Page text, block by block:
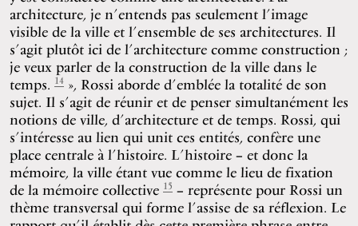
architecture, je n’entends pas seulement l’image
visible de la ville et l’ensemble de ses architectures. Il
s’agit plutôt ici de l’architecture comme construction ;
je veux parler de la construction de la ville dans le
temps. 14», Rossi aborde d’emblée la totalité de son
sujet. Il s’agit de réunir et de penser simultanément les
notions de ville, d’architecture et de temps. Rossi, qui
s’intéresse au lien qui unit ces entités, confère une
place centrale à l’histoire. L’histoire – et donc la
mémoire, la ville étant vue comme le lieu de fixation
de la mémoire collective 15– représente pour Rossi un
thème transversal qui forme l’assise de sa réflexion. Le